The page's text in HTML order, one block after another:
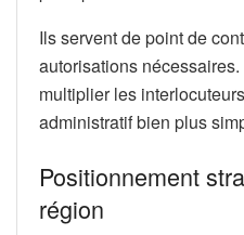
Ils servent de point de
autorisations nécessaires.
multiplier les
administratif bien plus
Positionnement
région